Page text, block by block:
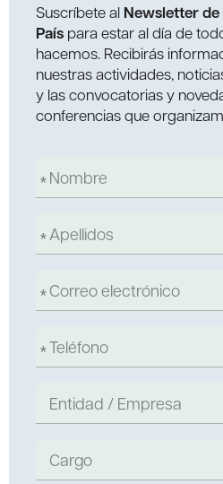
Suscríbete al Newsletter
País para estar al día de
hacemos. Recibirás
nuestras actividades,
y las convocatorias y
conferencias que